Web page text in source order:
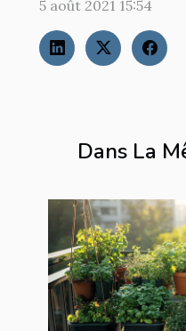
Dans La
5 août 2021 15:54